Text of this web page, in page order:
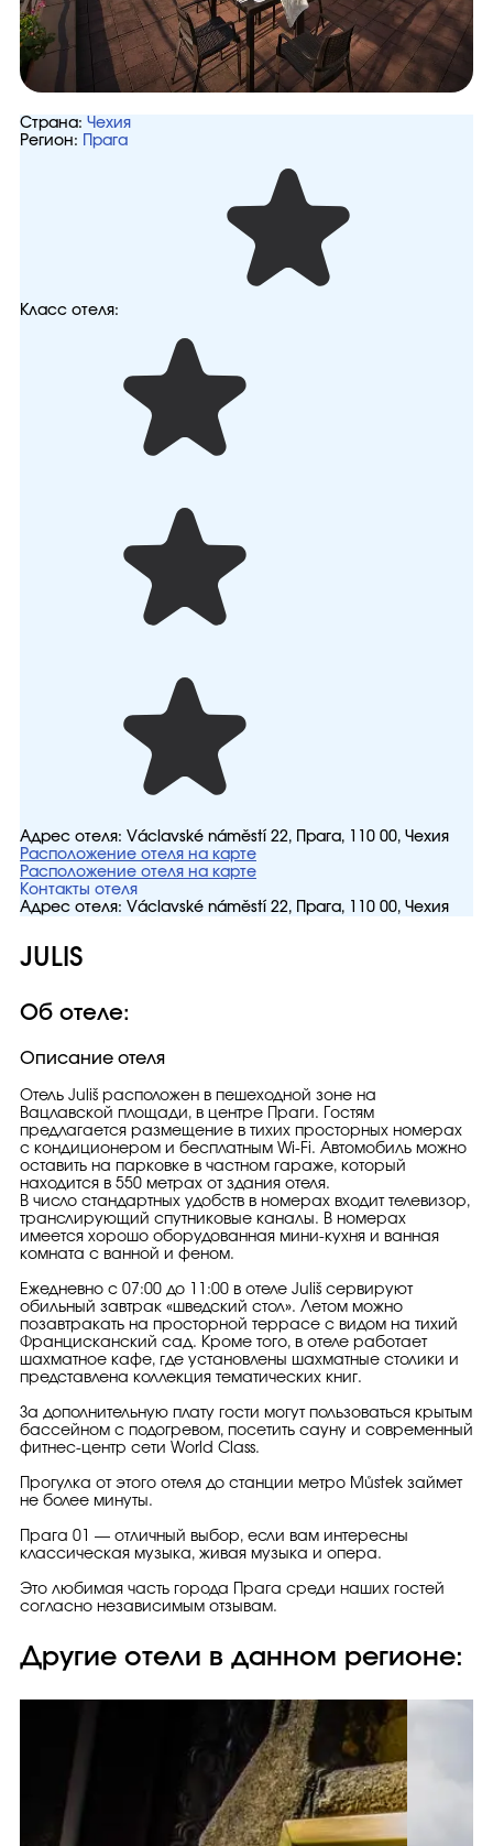
Страна: Чехия
Регион:
Прага
Класс отеля:
Адрес отеля: Václavské náměstí 22, Прага, 110 00, Чехия
Расположение отеля на карте
Расположение отеля на карте
Контакты отеля
Адрес отеля: Václavské náměstí 22, Прага, 110 00, Чехия
JULIS
Об отеле:
Описание отеля
Отель Juliš расположен в пешеходной зоне на
Вацлавской площади, в центре Праги. Гостям
предлагается размещение в тихих просторных номерах
с кондиционером и бесплатным Wi-Fi. Автомобиль можно
оставить на парковке в частном гараже, который
находится в 550 метрах от здания отеля.
В число стандартных удобств в номерах входит телевизор,
транслирующий спутниковые каналы. В номерах
имеется хорошо оборудованная мини-кухня и ванная
комната с ванной и феном.
Ежедневно с 07:00 до 11:00 в отеле Juliš сервируют
обильный завтрак «шведский стол». Летом можно
позавтракать на просторной террасе с видом на тихий
Францисканский сад. Кроме того, в отеле работает
шахматное кафе, где установлены шахматные столики и
представлена коллекция тематических книг.
За дополнительную плату гости могут пользоваться крытым
бассейном с подогревом, посетить сауну и современный
фитнес-центр сети World Class.
Прогулка от этого отеля до станции метро Můstek займет
не более минуты.
Прага 01 — отличный выбор, если вам интересны
классическая музыка, живая музыка и опера.
Это любимая часть города Прага среди наших гостей
согласно независимым отзывам.
Другие отели в данном регионе: